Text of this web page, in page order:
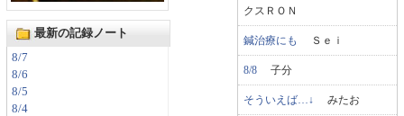
最新の記録ノート
8/7
8/6
8/5
8/4
クスＲＯＮ
鍼治療にも Ｓｅｉ
8/8 子分
そういえば…↓ みたお